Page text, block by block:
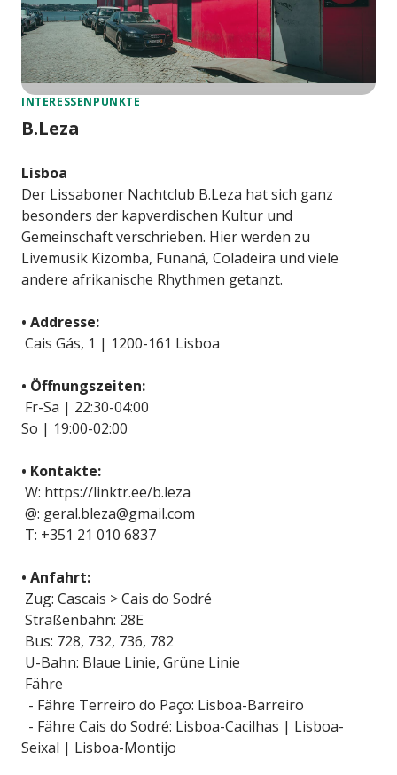
INTERESSENPUNKTE
B.Leza
Lisboa
Der Lissaboner Nachtclub B.Leza hat sich ganz
besonders der kapverdischen Kultur und
Gemeinschaft verschrieben. Hier werden zu
Livemusik Kizomba, Funaná, Coladeira und viele
andere afrikanische Rhythmen getanzt.
• Addresse:
Cais Gás, 1 | 1200-161 Lisboa
• Öffnungszeiten:
Fr-Sa | 22:30-04:00
So | 19:00-02:00
• Kontakte:
W: https://linktr.ee/b.leza
@: geral.bleza@gmail.com
T: +351 21 010 6837
• Anfahrt:
Zug: Cascais > Cais do Sodré
Straßenbahn: 28E
Bus: 728, 732, 736, 782
U-Bahn: Blaue Linie, Grüne Linie
Fähre
- Fähre Terreiro do Paço: Lisboa-Barreiro
- Fähre Cais do Sodré: Lisboa-Cacilhas | Lisboa-
Seixal | Lisboa-Montijo